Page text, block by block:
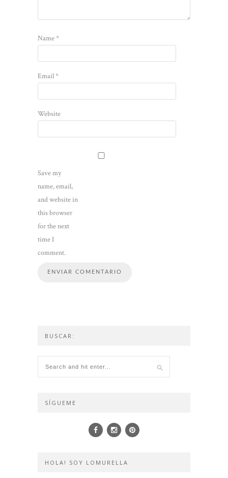
Name*
Email*
Website
Save my
name, email,
and website in
this browser
for the next
time I
comment.
BUSCAR:
SÍGUEME
HOLA! SOY LOMURELLA